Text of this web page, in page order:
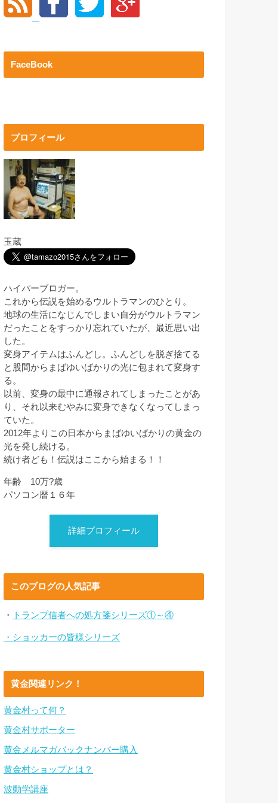
FaceBook
プロフィール
玉蔵
ハイパーブロガー。
これから伝説を始めるウルトラマンのひとり。
地球の生活になじんでしまい自分がウルトラマン
だったことをすっかり忘れていたが、最近思い出
した。
変身アイテムはふんどし。ふんどしを脱ぎ捨てる
と股間からまばゆいばかりの光に包まれて変身す
る。
以前、変身の最中に通報されてしまったことがあ
り、それ以来むやみに変身できなくなってしまっ
ていた。
2012年よりこの日本からまばゆいばかりの黄金の
光を発し続ける。
続け者ども！伝説はここから始まる！！
年齢 10万?歳
パソコン暦１６年
詳細プロフィール
このブログの人気記事
・ トランプ信者への処方箋シリーズ①～④
・ショッカーの皆様シリーズ
黄金関連リンク！
黄金村って何？
黄金村サポーター
黄金メルマガバックナンバー購入
黄金村ショップとは？
波動学講座